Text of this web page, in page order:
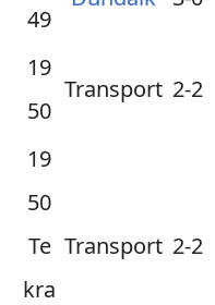
49
19
50
Transport 2-2
19
50
Te
kra
Transport 2-2